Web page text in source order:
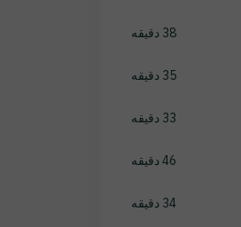
38 دقیقه
35 دقیقه
33 دقیقه
46 دقیقه
34 دقیقه